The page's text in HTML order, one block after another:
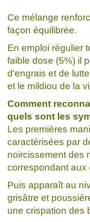
Ce mélange
façon équilibrée.
En emploi régulier
faible dose (5%) il
d'engrais et de
et le mildiou de la
Comment
quels sont les
Les premières
caractérisées par
noircissement des
correspondant aux
Puis apparaît au
grisâtre et
une crispation des